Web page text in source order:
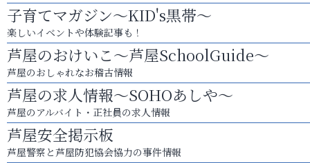
子育てマガジン～KID's黒帯～
楽しいイベントや体験記事も！
芦屋のおけいこ～芦屋SchoolGuide～
芦屋のおしゃれなお稽古情報
芦屋の求人情報～SOHOあしや～
芦屋のアルバイト・正社員の求人情報
芦屋安全掲示板
芦屋警察と芦屋防犯協会協力の事件情報